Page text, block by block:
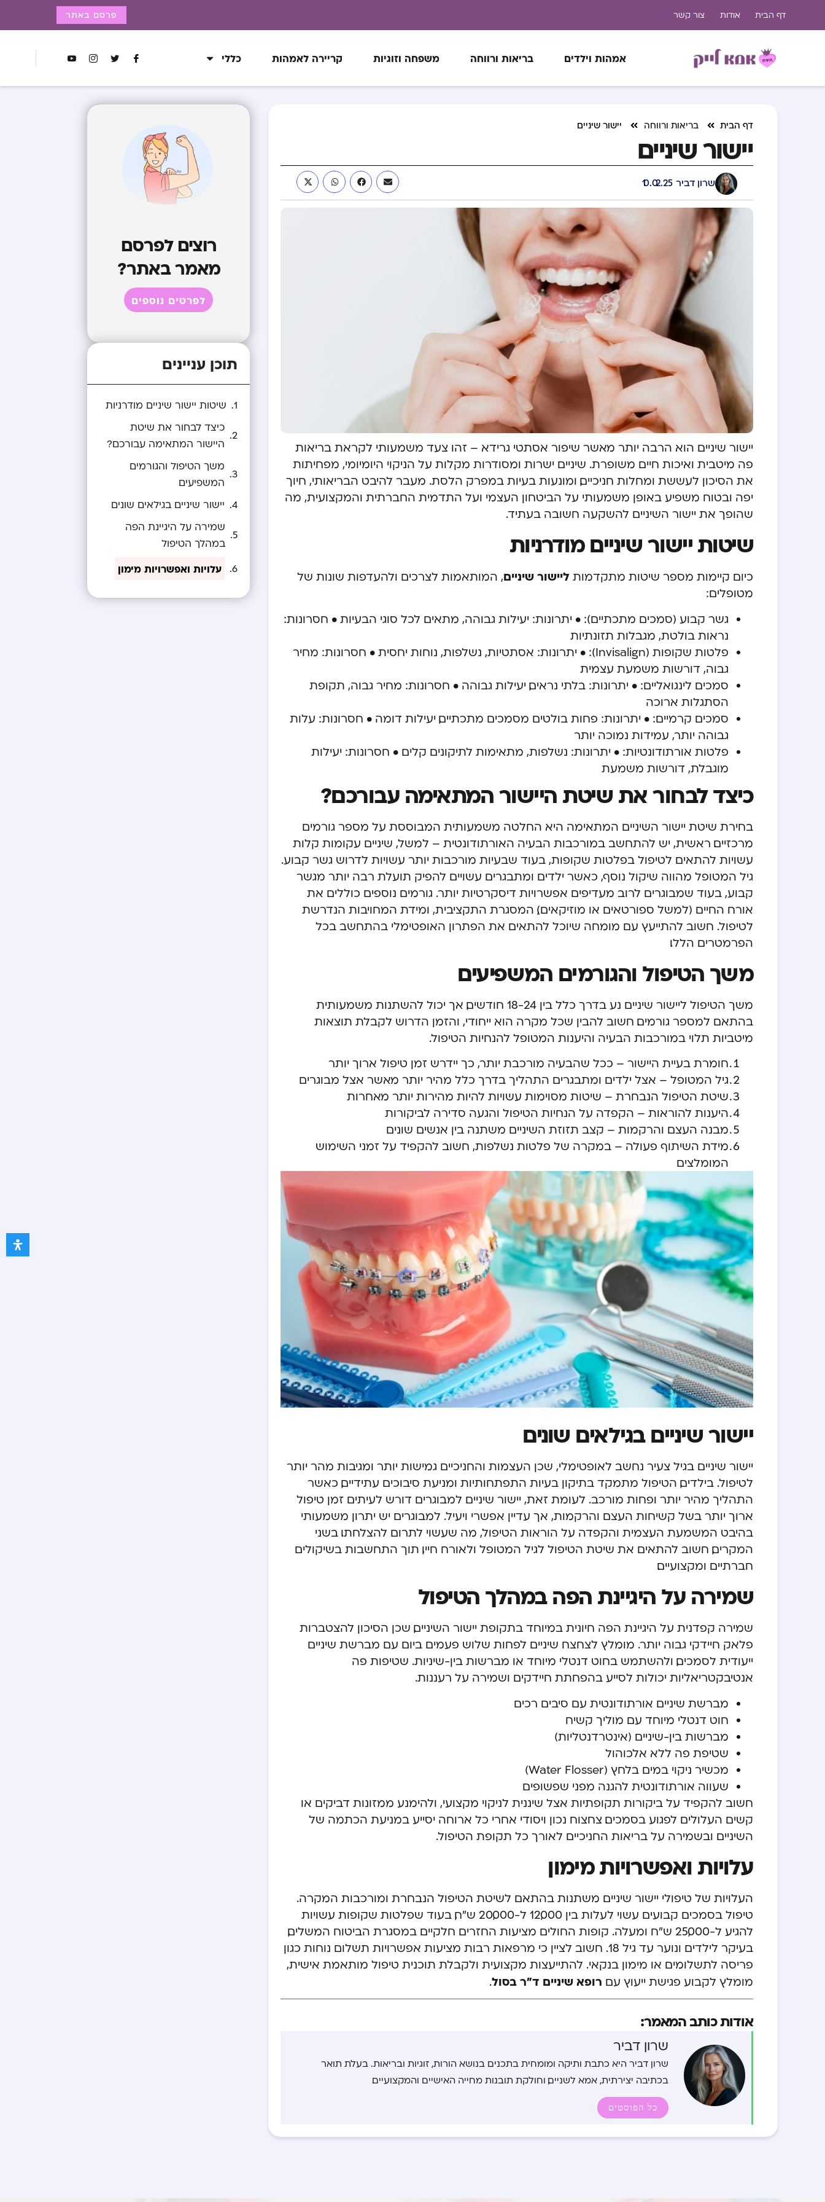
דף הבית אודות צור קשר פרסם באתר
אמהות וילדים בריאות ורווחה משפחה וזוגיות קריירה לאמהות כללי
דף הבית בריאות ורווחה יישור שיניים
יישור שיניים
שרון דביר 10.02.25
יישור שיניים הוא הרבה יותר מאשר שיפור אסתטי גרידא – זהו צעד משמעותי לקראת בריאות
פה מיטבית ואיכות חיים משופרת. שיניים ישרות ומסודרות מקלות על הניקוי היומיומי, מפחיתות
את הסיכון לעששת ומחלות חניכיים, ומונעות בעיות במפרק הלסת. מעבר להיבט הבריאותי, חיוך
יפה ובטוח משפיע באופן משמעותי על הביטחון העצמי ועל התדמית החברתית והמקצועית, מה
שהופך את יישור השיניים להשקעה חשובה בעתיד.
שיטות יישור שיניים מודרניות
כיום קיימות מספר שיטות מתקדמות ליישור שיניים, המותאמות לצרכים ולהעדפות שונות של
מטופלים:
גשר קבוע (סמכים מתכתיים): • יתרונות: יעילות גבוהה, מתאים לכל סוגי הבעיות • חסרונות:
נראות בולטת, מגבלות תזונתיות
פלטות שקופות (Invisalign): • יתרונות: אסתטיות, נשלפות, נוחות יחסית • חסרונות: מחיר
גבוה, דורשות משמעת עצמית
סמכים לינגואליים: • יתרונות: בלתי נראים, יעילות גבוהה • חסרונות: מחיר גבוה, תקופת
הסתגלות ארוכה
סמכים קרמיים: • יתרונות: פחות בולטים מסמכים מתכתיים, יעילות דומה • חסרונות: עלות
גבוהה יותר, עמידות נמוכה יותר
פלטות אורתודונטיות: • יתרונות: נשלפות, מתאימות לתיקונים קלים • חסרונות: יעילות
מוגבלת, דורשות משמעת
כיצד לבחור את שיטת היישור המתאימה עבורכם?
בחירת שיטת יישור השיניים המתאימה היא החלטה משמעותית המבוססת על מספר גורמים
מרכזיים. ראשית, יש להתחשב במורכבות הבעיה האורתודונטית – למשל, שיניים עקומות קלות
עשויות להתאים לטיפול בפלטות שקופות, בעוד שבעיות מורכבות יותר עשויות לדרוש גשר קבוע.
גיל המטופל מהווה שיקול נוסף, כאשר ילדים ומתבגרים עשויים להפיק תועלת רבה יותר מגשר
קבוע, בעוד שמבוגרים לרוב מעדיפים אפשרויות דיסקרטיות יותר. גורמים נוספים כוללים את
אורח החיים (למשל ספורטאים או מוזיקאים), המסגרת התקציבית, ומידת המחויבות הנדרשת
לטיפול. חשוב להתייעץ עם מומחה שיוכל להתאים את הפתרון האופטימלי בהתחשב בכל
הפרמטרים הללו.
משך הטיפול והגורמים המשפיעים
משך הטיפול ליישור שיניים נע בדרך כלל בין 18-24 חודשים, אך יכול להשתנות משמעותית
בהתאם למספר גורמים. חשוב להבין שכל מקרה הוא ייחודי, והזמן הדרוש לקבלת תוצאות
מיטביות תלוי במורכבות הבעיה והיענות המטופל להנחיות הטיפול.
חומרת בעיית היישור – ככל שהבעיה מורכבת יותר, כך יידרש זמן טיפול ארוך יותר
גיל המטופל – אצל ילדים ומתבגרים התהליך בדרך כלל מהיר יותר מאשר אצל מבוגרים
שיטת הטיפול הנבחרת – שיטות מסוימות עשויות להיות מהירות יותר מאחרות
היענות להוראות – הקפדה על הנחיות הטיפול והגעה סדירה לביקורות
מבנה העצם והרקמות – קצב תזוזת השיניים משתנה בין אנשים שונים
מידת השיתוף פעולה – במקרה של פלטות נשלפות, חשוב להקפיד על זמני השימוש
המומלצים
יישור שיניים בגילאים שונים
יישור שיניים בגיל צעיר נחשב לאופטימלי, שכן העצמות והחניכיים גמישות יותר ומגיבות מהר יותר
לטיפול. בילדים, הטיפול מתמקד בתיקון בעיות התפתחותיות ומניעת סיבוכים עתידיים, כאשר
התהליך מהיר יותר ופחות מורכב. לעומת זאת, יישור שיניים למבוגרים דורש לעיתים זמן טיפול
ארוך יותר בשל קשיחות העצם והרקמות, אך עדיין אפשרי ויעיל. למבוגרים יש יתרון משמעותי
בהיבט המשמעת העצמית והקפדה על הוראות הטיפול, מה שעשוי לתרום להצלחתו. בשני
המקרים, חשוב להתאים את שיטת הטיפול לגיל המטופל ולאורח חייו, תוך התחשבות בשיקולים
חברתיים ומקצועיים.
שמירה על היגיינת הפה במהלך הטיפול
שמירה קפדנית על היגיינת הפה חיונית במיוחד בתקופת יישור השיניים, שכן הסיכון להצטברות
פלאק חיידקי גבוה יותר. מומלץ לצחצח שיניים לפחות שלוש פעמים ביום עם מברשת שיניים
ייעודית לסמכים, ולהשתמש בחוט דנטלי מיוחד או מברשות בין-שיניות. שטיפות פה
אנטיבקטריאליות יכולות לסייע בהפחתת חיידקים ושמירה על רעננות.
מברשת שיניים אורתודונטית עם סיבים רכים
חוט דנטלי מיוחד עם מוליך קשיח
מברשות בין-שיניים (אינטרדנטליות)
שטיפת פה ללא אלכוהול
מכשיר ניקוי במים בלחץ (Water Flosser)
שעווה אורתודונטית להגנה מפני שפשופים
חשוב להקפיד על ביקורות תקופתיות אצל שיננית לניקוי מקצועי, ולהימנע ממזונות דביקים או
קשים העלולים לפגוע בסמכים. צחצוח נכון ויסודי אחרי כל ארוחה יסייע במניעת הכתמה של
השיניים ובשמירה על בריאות החניכיים לאורך כל תקופת הטיפול.
עלויות ואפשרויות מימון
העלויות של טיפולי יישור שיניים משתנות בהתאם לשיטת הטיפול הנבחרת ומורכבות המקרה.
טיפול בסמכים קבועים עשוי לעלות בין 12,000 ל-20,000 ש”ח, בעוד שפלטות שקופות עשויות
להגיע ל-25,000 ש”ח ומעלה. קופות החולים מציעות החזרים חלקיים במסגרת הביטוח המשלים,
בעיקר לילדים ונוער עד גיל 18. חשוב לציין כי מרפאות רבות מציעות אפשרויות תשלום נוחות כגון
פריסה לתשלומים או מימון בנקאי. להתייעצות מקצועית ולקבלת תוכנית טיפול מותאמת אישית,
מומלץ לקבוע פגישת ייעוץ עם רופא שיניים ד”ר בסול.
אודות כותב המאמר:
שרון דביר
שרון דביר היא כתבת ותיקה ומומחית בתכנים בנושא הורות, זוגיות ובריאות. בעלת תואר
בכתיבה יצירתית, אמא לשניים, וחולקת תובנות מחייה האישיים והמקצועיים.
כל הפוסטים
רוצים לפרסם
מאמר באתר?
לפרטים נוספים
תוכן עניינים
שיטות יישור שיניים מודרניות
כיצד לבחור את שיטת
היישור המתאימה עבורכם?
משך הטיפול והגורמים
המשפיעים
יישור שיניים בגילאים שונים
שמירה על היגיינת הפה
במהלך הטיפול
עלויות ואפשרויות מימון